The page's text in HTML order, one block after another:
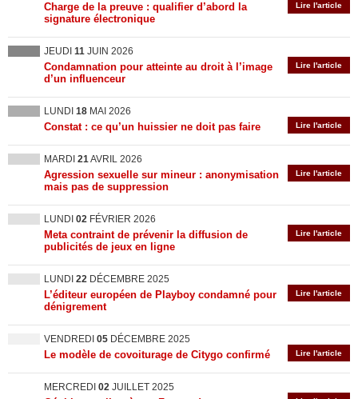
Lire l'article
Charge de la preuve : qualifier d’abord la
signature électronique
JEUDI 11 JUIN 2026
Lire l'article
Condamnation pour atteinte au droit à l’image
d’un influenceur
LUNDI 18 MAI 2026
Lire l'article
Constat : ce qu’un huissier ne doit pas faire
MARDI 21AVRIL 2026
Lire l'article
Agression sexuelle sur mineur : anonymisation
mais pas de suppression
LUNDI 02 FÉVRIER 2026
Lire l'article
Meta contraint de prévenir la diffusion de
publicités de jeux en ligne
LUNDI 22 DÉCEMBRE 2025
Lire l'article
L’éditeur européen de Playboy condamné pour
dénigrement
VENDREDI 05 DÉCEMBRE 2025
Lire l'article
Le modèle de covoiturage de Citygo confirmé
MERCREDI 02 JUILLET 2025